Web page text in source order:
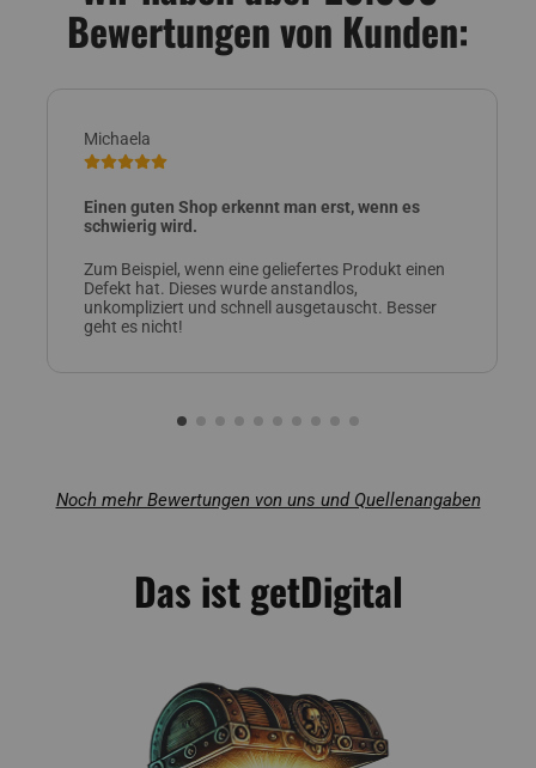
Bewertungen von Kunden:
Michaela
Einen guten Shop erkennt man erst, wenn es
schwierig wird.
Zum Beispiel, wenn eine geliefertes Produkt einen
Defekt hat. Dieses wurde anstandlos,
unkompliziert und schnell ausgetauscht. Besser
geht es nicht!
Noch mehr Bewertungen von uns und Quellenangaben
Das ist getDigital